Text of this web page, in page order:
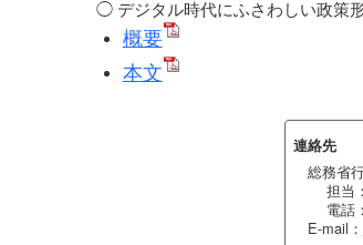
◯ デジタル時代にふさわしい政策
概要
本文
連絡先
総務省
担当
電話
E-mail：